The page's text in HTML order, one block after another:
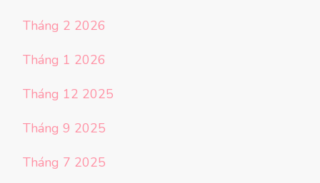
Tháng 2 2026
Tháng 1 2026
Tháng 12 2025
Tháng 9 2025
Tháng 7 2025